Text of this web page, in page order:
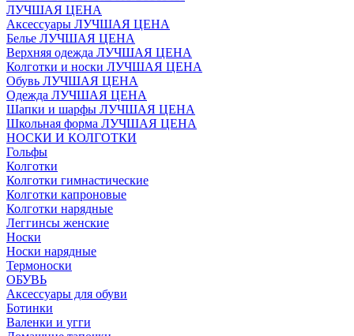
ЛУЧШАЯ ЦЕНА
Аксессуары ЛУЧШАЯ ЦЕНА
Белье ЛУЧШАЯ ЦЕНА
Верхняя одежда ЛУЧШАЯ ЦЕНА
Колготки и носки ЛУЧШАЯ ЦЕНА
Обувь ЛУЧШАЯ ЦЕНА
Одежда ЛУЧШАЯ ЦЕНА
Шапки и шарфы ЛУЧШАЯ ЦЕНА
Школьная форма ЛУЧШАЯ ЦЕНА
НОСКИ И КОЛГОТКИ
Гольфы
Колготки
Колготки гимнастические
Колготки капроновые
Колготки нарядные
Леггинсы женские
Носки
Носки нарядные
Термоноски
ОБУВЬ
Аксессуары для обуви
Ботинки
Валенки и угги